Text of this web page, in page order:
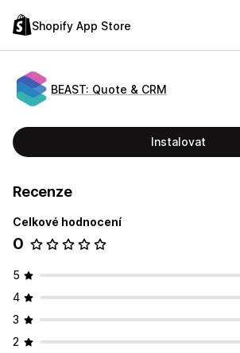
Shopify App Store
BEAST: Quote & CRM
Instalovat
Recenze
Celkové hodnocení
0
5
4
3
2